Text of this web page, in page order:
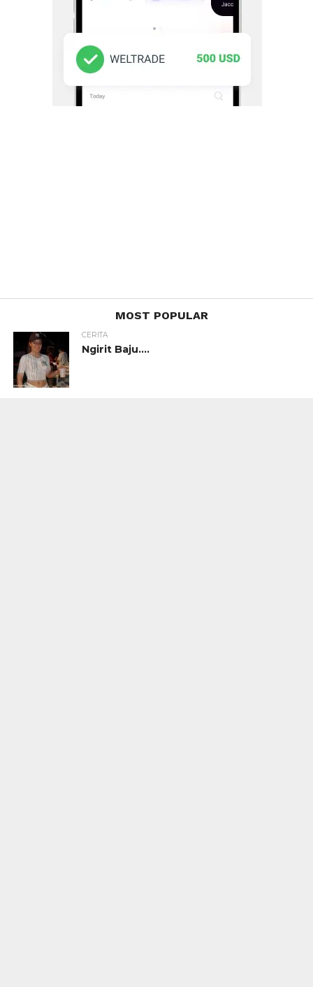
MOST POPULAR
CERITA
Ngirit Baju….